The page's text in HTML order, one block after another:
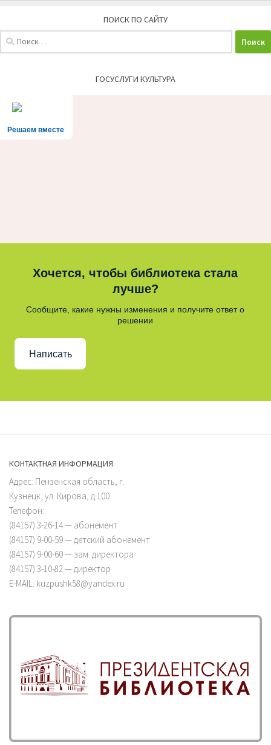
ПОИСК ПО САЙТУ
ГОСУСЛУГИ КУЛЬТУРА
Решаем вместе
Хочется, чтобы библиотека стала
лучше?
Сообщите, какие нужны изменения и получите ответ о
решении
Написать
КОНТАКТНАЯ ИНФОРМАЦИЯ
Адрес: Пензенская область, г.
Кузнецк, ул. Кирова, д.100
Телефон:
(84157) 3-26-14 — абонемент
(84157) 9-00-59 — детский абонемент
(84157) 9-00-60 — зам. директора
(84157) 3-10-82 — директор
E-MAIL: kuzpushk58@yandex.ru